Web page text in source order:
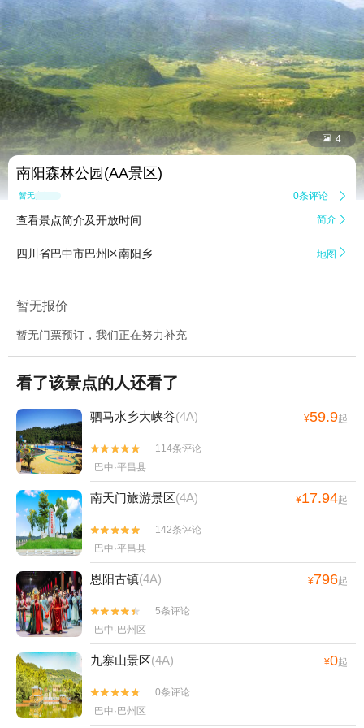
 4
南阳森林公园(AA景区)
暂无点评 0条评论 
查看景点简介及开放时间 简介 
四川省巴中市巴州区南阳乡 地图 
暂无报价
暂无门票预订，我们正在努力补充
看了该景点的人还看了
驷马水乡大峡谷(4A) ¥59.9起


114条评论
巴中·平昌县
南天门旅游景区(4A) ¥17.94起


142条评论
巴中·平昌县
恩阳古镇(4A) ¥796起


5条评论
巴中·巴州区
九寨山景区(4A) ¥0起


0条评论
巴中·巴州区
